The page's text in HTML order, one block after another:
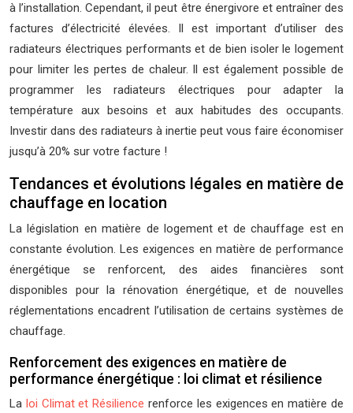
à l’installation. Cependant, il peut être énergivore et entraîner des
factures d’électricité élevées. Il est important d’utiliser des
radiateurs électriques performants et de bien isoler le logement
pour limiter les pertes de chaleur. Il est également possible de
programmer les radiateurs électriques pour adapter la
température aux besoins et aux habitudes des occupants.
Investir dans des radiateurs à inertie peut vous faire économiser
jusqu’à 20% sur votre facture !
Tendances et évolutions légales en matière de
chauffage en location
La législation en matière de logement et de chauffage est en
constante évolution. Les exigences en matière de performance
énergétique se renforcent, des aides financières sont
disponibles pour la rénovation énergétique, et de nouvelles
réglementations encadrent l’utilisation de certains systèmes de
chauffage.
Renforcement des exigences en matière de
performance énergétique : loi climat et résilience
La loi Climat et Résiliencerenforce les exigences en matière de